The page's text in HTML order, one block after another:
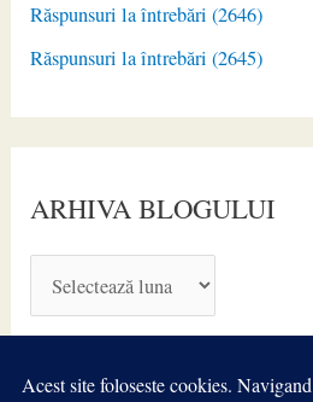
Răspunsuri la întrebări (2646)
Răspunsuri la întrebări (2645)
ARHIVA BLOGULUI
R
I